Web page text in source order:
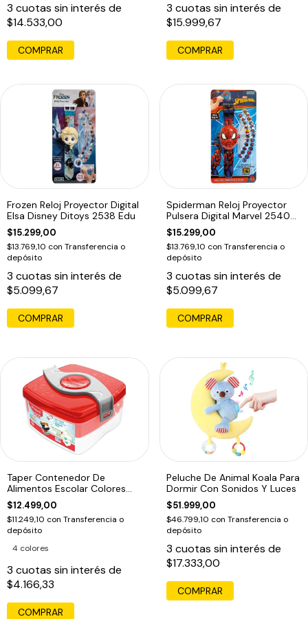
3 cuotas sin interés de
$14.533,00
COMPRAR
3 cuotas sin interés de
$15.999,67
COMPRAR
Frozen Reloj Proyector Digital
Elsa Disney Ditoys 2538 Edu
$15.299,00
$13.769,10 con Transferencia o
depósito
3 cuotas sin interés de
$5.099,67
Spiderman Reloj Proyector
Pulsera Digital Marvel 2540
Edu
$15.299,00
$13.769,10 con Transferencia o
depósito
3 cuotas sin interés de
$5.099,67
Taper Contenedor De
Alimentos Escolar Colores
Orig Maped Edu
$12.499,00
$11.249,10 con Transferencia o
depósito
4 colores
3 cuotas sin interés de
$4.166,33
COMPRAR
Peluche De Animal Koala Para
Dormir Con Sonidos Y Luces
$51.999,00
$46.799,10 con Transferencia o
depósito
3 cuotas sin interés de
$17.333,00
COMPRAR